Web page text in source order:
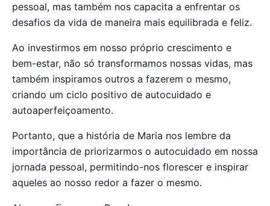
pessoal, mas também nos capacita a enfrentar os
desafios da vida de maneira mais equilibrada e feliz.
Ao investirmos em nosso próprio crescimento e
bem-estar, não só transformamos nossas vidas, mas
também inspiramos outros a fazerem o mesmo,
criando um ciclo positivo de autocuidado e
autoaperfeiçoamento.
Portanto, que a história de Maria nos lembre da
importância de priorizarmos o autocuidado em nossa
jornada pessoal, permitindo-nos florescer e inspirar
aqueles ao nosso redor a fazer o mesmo.